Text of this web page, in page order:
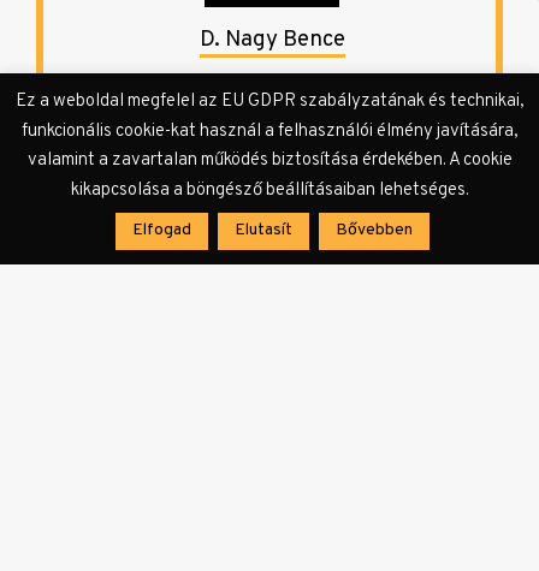
D. Nagy Bence
D. Nagy Bence 1991-ben született Gyulán.
Jelenleg Békésen él. Az írás mellett a szegedi és
az országos slam poetry közösség aktív tagja.
Első publikációja a KULTer.hu-n jelent meg.
Ez a weboldal megfelel az EU GDPR szabályzatának és technikai,
funkcionális cookie-kat használ a felhasználói élmény javítására,
valamint a zavartalan működés biztosítása érdekében. A cookie
kikapcsolása a böngésző beállításaiban lehetséges.
Elfogad Elutasít Bővebben